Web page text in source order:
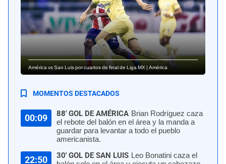
América vs San Luis por cuartos de final de Liga MX | América
MOMENTOS DESTACADOS
00:09 88' GOL DE AMÉRICA Brian Rodríguez caza
el rebote del balón en el área y la manda a
guardar para levantar a todo el pueblo
americanista.
22:50 30' GOL DE SAN LUIS Leo Bonatini caza el